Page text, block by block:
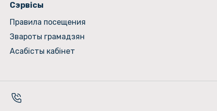
Сэрвісы
Правила посещения
Звароты грамадзян
Асабісты кабінет